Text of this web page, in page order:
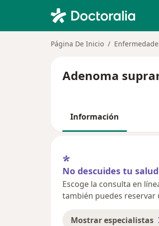
Página De Inicio
Adenoma
Información
No descuides tu salud
Escoge la consulta en
también puedes reservar
Mostrar especialistas